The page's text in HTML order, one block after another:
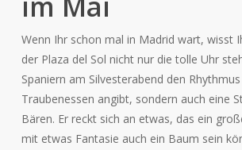
Wenn Ihr schon mal in Madrid wart, wisst
der Plaza del Sol nicht nur die tolle Uhr
Spaniern am Silvesterabend den
Traubenessen angibt, sondern auch eine
Bären. Er reckt sich an etwas, das ein
mit etwas Fantasie auch ein Baum sein